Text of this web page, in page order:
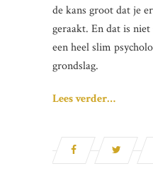
de kans groot dat je
geraakt. En dat is
een heel slim
grondslag.
Lees verder…